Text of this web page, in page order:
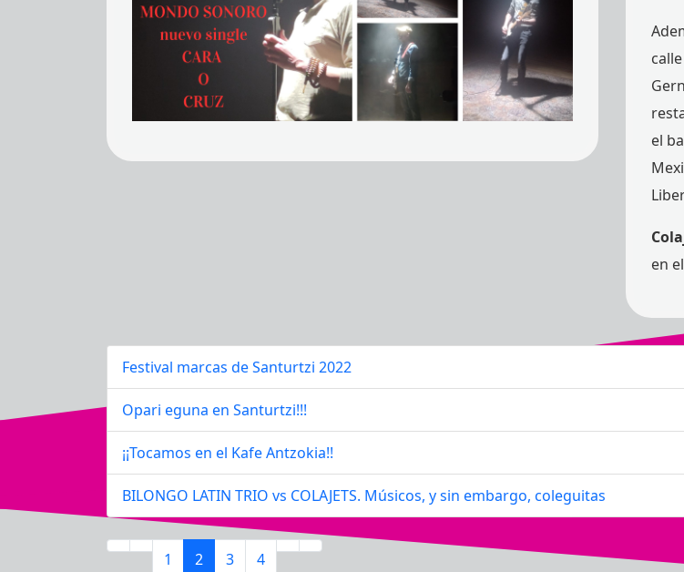
el
en
Festival marcas de Santurtzi 2022
Opari eguna en Santurtzi!!!
¡¡Tocamos en el Kafe Antzokia!!
BILONGO LATIN TRIO vs COLAJETS. Músicos, y sin embargo, coleguitas
1 2 3 4